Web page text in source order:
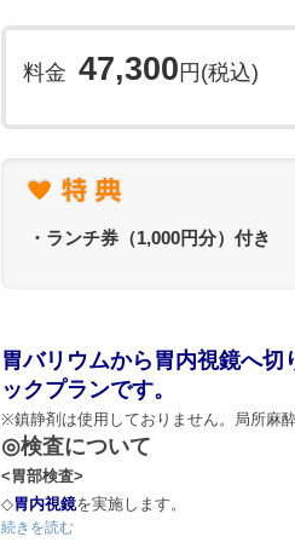
料金 47,300円(税込)
・ランチ券（1,000円分）付き
胃バリウムから胃内視鏡へ
ックプランです。
※鎮静剤は使用しておりません。局所麻
◎検査について
<胃部検査>
◇胃内視鏡を実施します。
続きを読む